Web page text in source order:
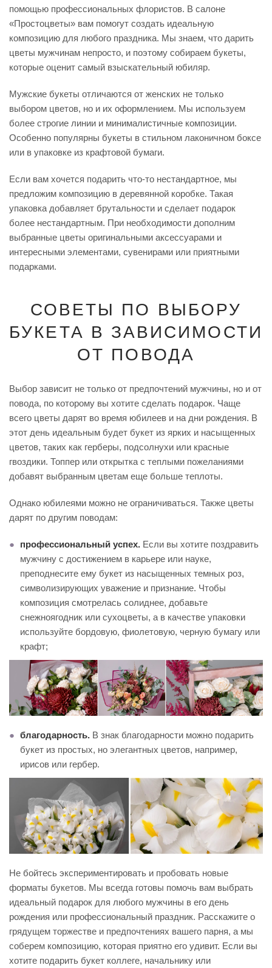
помощью профессиональных флористов. В салоне
«Простоцветы» вам помогут создать идеальную
композицию для любого праздника. Мы знаем, что дарить
цветы мужчинам непросто, и поэтому собираем букеты,
которые оценит самый взыскательный юбиляр.
Мужские букеты отличаются от женских не только
выбором цветов, но и их оформлением. Мы используем
более строгие линии и минималистичные композиции.
Особенно популярны букеты в стильном лаконичном боксе
или в упаковке из крафтовой бумаги.
Если вам хочется подарить что-то нестандартное, мы
предложим композицию в деревянной коробке. Такая
упаковка добавляет брутальности и сделает подарок
более нестандартным. При необходимости дополним
выбранные цветы оригинальными аксессуарами и
интересными элементами, сувенирами или приятными
подарками.
СОВЕТЫ ПО ВЫБОРУ
БУКЕТА В ЗАВИСИМОСТИ
ОТ ПОВОДА
Выбор зависит не только от предпочтений мужчины, но и от
повода, по которому вы хотите сделать подарок. Чаще
всего цветы дарят во время юбилеев и на дни рождения. В
этот день идеальным будет букет из ярких и насыщенных
цветов, таких как герберы, подсолнухи или красные
гвоздики. Топпер или открытка с теплыми пожеланиями
добавят выбранным цветам еще больше теплоты.
Однако юбилеями можно не ограничиваться. Также цветы
дарят по другим поводам:
профессиональный успех. Если вы хотите поздравить
мужчину с достижением в карьере или науке,
преподнесите ему букет из насыщенных темных роз,
символизирующих уважение и признание. Чтобы
композиция смотрелась солиднее, добавьте
снежноягодник или сухоцветы, а в качестве упаковки
используйте бордовую, фиолетовую, черную бумагу или
крафт;
благодарность. В знак благодарности можно подарить
букет из простых, но элегантных цветов, например,
ирисов или гербер.
Не бойтесь экспериментировать и пробовать новые
форматы букетов. Мы всегда готовы помочь вам выбрать
идеальный подарок для любого мужчины в его день
рождения или профессиональный праздник. Расскажите о
грядущем торжестве и предпочтениях вашего парня, а мы
соберем композицию, которая приятно его удивит. Если вы
хотите подарить букет коллеге, начальнику или